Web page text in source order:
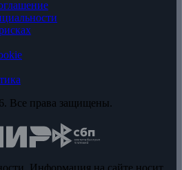
Все права защищены.
Информация на сайте носит